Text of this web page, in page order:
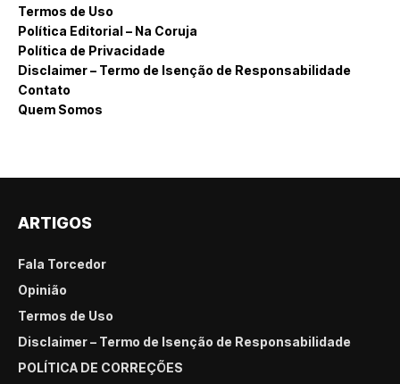
Termos de Uso
Política Editorial – Na Coruja
Política de Privacidade
Disclaimer – Termo de Isenção de Responsabilidade
Contato
Quem Somos
ARTIGOS
Fala Torcedor
Opinião
Termos de Uso
Disclaimer – Termo de Isenção de Responsabilidade
POLÍTICA DE CORREÇÕES